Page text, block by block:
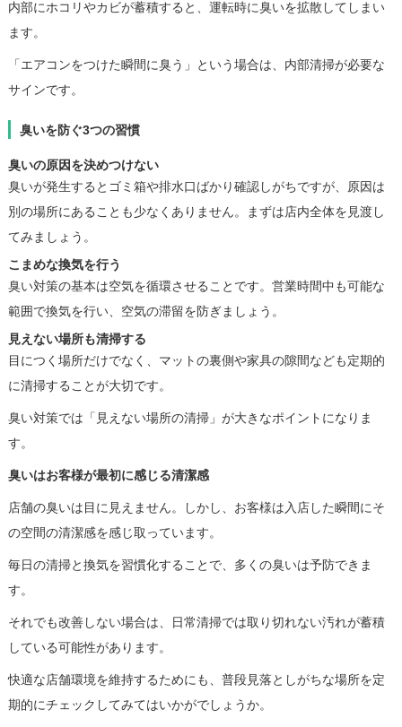
内部にホコリやカビが蓄積すると、運転時に臭いを拡散してしまい
ます。
「エアコンをつけた瞬間に臭う」という場合は、内部清掃が必要な
サインです。
臭いを防ぐ3つの習慣
臭いの原因を決めつけない
臭いが発生するとゴミ箱や排水口ばかり確認しがちですが、原因は
別の場所にあることも少なくありません。まずは店内全体を見渡し
てみましょう。
こまめな換気を行う
臭い対策の基本は空気を循環させることです。営業時間中も可能な
範囲で換気を行い、空気の滞留を防ぎましょう。
見えない場所も清掃する
目につく場所だけでなく、マットの裏側や家具の隙間なども定期的
に清掃することが大切です。
臭い対策では「見えない場所の清掃」が大きなポイントになりま
す。
臭いはお客様が最初に感じる清潔感
店舗の臭いは目に見えません。しかし、お客様は入店した瞬間にそ
の空間の清潔感を感じ取っています。
毎日の清掃と換気を習慣化することで、多くの臭いは予防できま
す。
それでも改善しない場合は、日常清掃では取り切れない汚れが蓄積
している可能性があります。
快適な店舗環境を維持するためにも、普段見落としがちな場所を定
期的にチェックしてみてはいかがでしょうか。